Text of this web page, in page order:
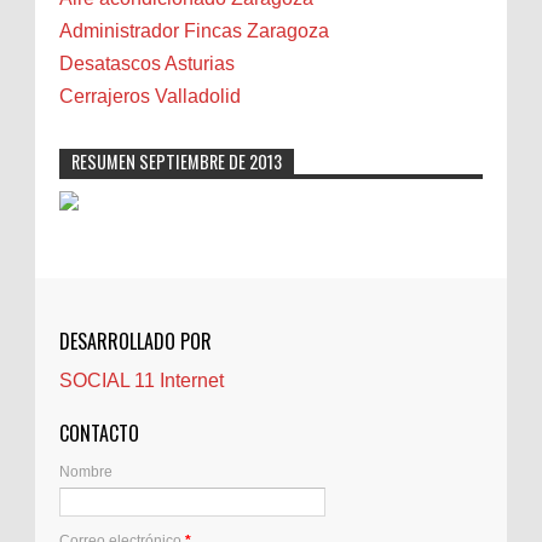
Cáncer
Carmela Sauras
Carnavales
Castellón
Cerrajeros
Cocinas
Comentarios de la afición
Controller Zaragoza
Córdoba
Crisis
Administrador Fincas Zaragoza
Desatascos Asturias
Cerrajeros Valladolid
RESUMEN SEPTIEMBRE DE 2013
DESARROLLADO POR
SOCIAL 11 Internet
CONTACTO
Nombre